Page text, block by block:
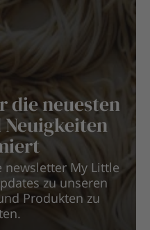
die neuesten
newsletter My Little
zu unseren
Produkten zu